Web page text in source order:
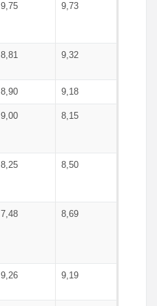
9,75 9,73
8,81 9,32
8,90 9,18
9,00 8,15
8,25 8,50
7,48 8,69
9,26 9,19